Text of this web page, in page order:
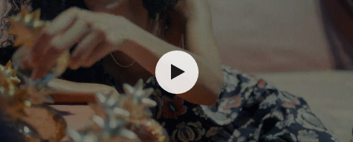
$ 95.00
CONSEGNA: US
ELETTO MIGLIOR SITO DI COMMERCIO
Online 2025 dalla rivista Capital